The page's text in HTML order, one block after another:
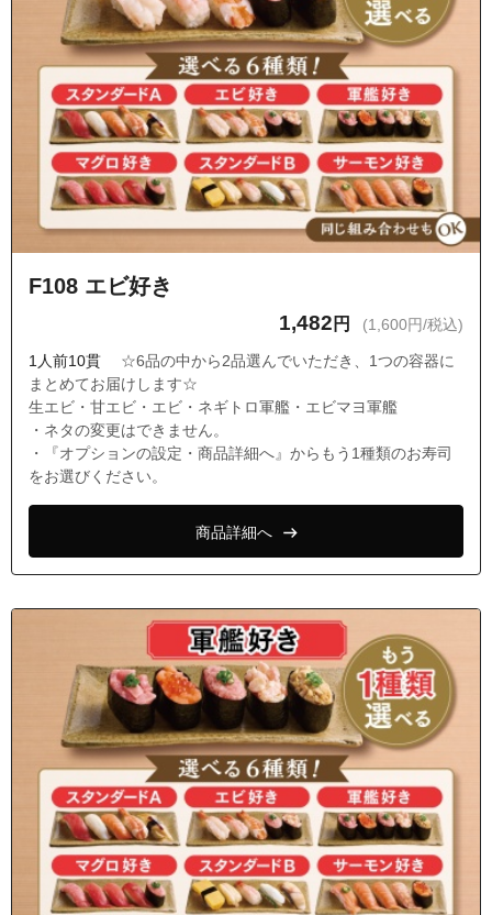
F108 エビ好き
1,482 円 (1,600円/税込)
1人前10貫
☆6品の中から2品選んでいただき、1つの容器に
まとめてお届けします☆
生エビ・甘エビ・エビ・ネギトロ軍艦・エビマヨ軍艦
・ネタの変更はできません。
・『オプションの設定・商品詳細へ』からもう1種類のお寿司
をお選びください。
商品詳細へ